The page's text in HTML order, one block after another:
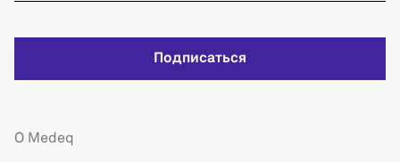
Подписаться
О Medeq